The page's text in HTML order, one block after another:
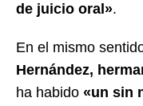
de juicio oral».
En el mismo
Hernández,
ha habido «un sin